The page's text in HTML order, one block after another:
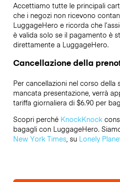
Accettiamo tutte le principali
che i negozi non ricevono
LuggageHero e ricorda che
è valida solo se il pagamento è
direttamente a LuggageHero.
Cancellazione della
Per cancellazioni nel corso della
mancata presentazione, verrà
tariffa giornaliera di $6.90 per
Scopri perché KnockKnock
bagagli con LuggageHero.
New York Times, su Lonely